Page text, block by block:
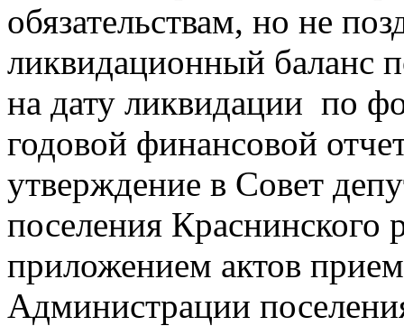
обязательствам, но не
ликвидационный баланс
на дату ликвидации по
годовой финансовой
утверждение в Совет
поселения Краснинского
приложением актов
Администрации